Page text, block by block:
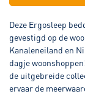
Deze Ergosleep
gevestigd op de
Kanaleneiland en
dagje
de uitgebreide
ervaar de